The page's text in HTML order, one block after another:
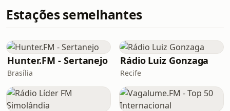
Estações semelhantes
Hunter.FM - Sertanejo
Brasília
Rádio Luiz Gonzaga
Recife